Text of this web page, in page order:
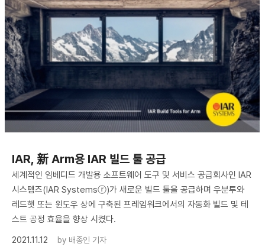
IAR, 新 Arm용 IAR 빌드 툴 공급
세계적인 임베디드 개발용 소프트웨어 도구 및 서비스 공급회사인 IAR
시스템즈(IAR Systemsⓡ)가 새로운 빌드 툴을 공급하며 우분투와
레드햇 또는 윈도우 상에 구축된 프레임워크에서의 자동화 빌드 및 테
스트 공정 효율을 향상 시켰다.
2021.11.12
by 배종인 기자